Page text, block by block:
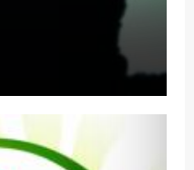
fÃ¡rmacos: homeopatia,